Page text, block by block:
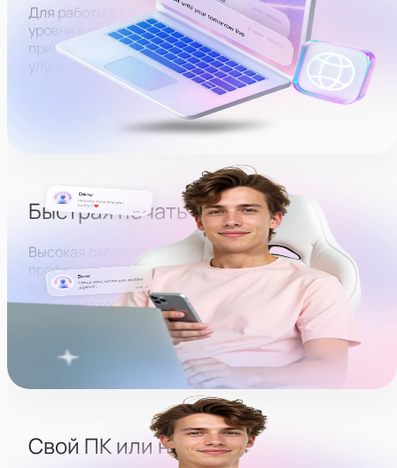
Для работы в вебкам-индустрии достаточно
уровня владения elementary. Это может
пригодиться для быстрого общения в чате и
улучшения автоматического перевода.
Быстрая печать
Высокая скорость печати — базовое качество
профессионального оператора. Нужно будет
успевать постоянно поддерживать общение со
всеми платежеспособными пользователями,
которые смотрят модель.
Свой ПК или ноутбук